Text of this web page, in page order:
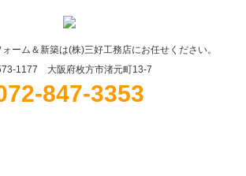
ーム＆新築は(株)三好工務店にお任せください。
1177 大阪府枚方市渚元町13-7
847-3353